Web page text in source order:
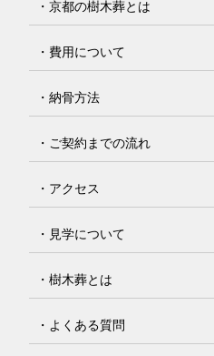
・京都の樹木葬とは
・費用について
・納骨方法
・ご契約までの流れ
・アクセス
・見学について
・樹木葬とは
・よくある質問